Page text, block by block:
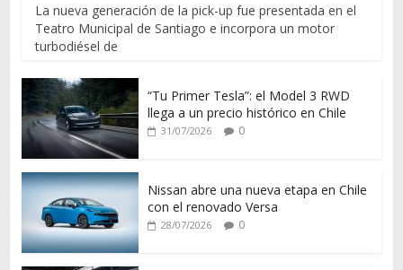
La nueva generación de la pick-up fue presentada en el
Teatro Municipal de Santiago e incorpora un motor
turbodiésel de
“Tu Primer Tesla”: el Model 3 RWD
llega a un precio histórico en Chile
31/07/2026 0
Nissan abre una nueva etapa en Chile
con el renovado Versa
28/07/2026 0